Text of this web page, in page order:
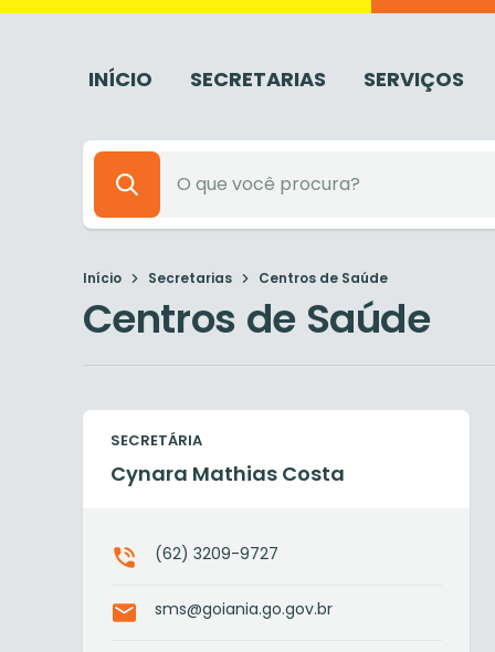
INÍCIO SECRETARIAS SERVIÇOS
Início Secretarias Centros de Saúde
Centros de Saúde
SECRETÁRIA
Cynara Mathias Costa
(62) 3209-9727
sms@goiania.go.gov.br